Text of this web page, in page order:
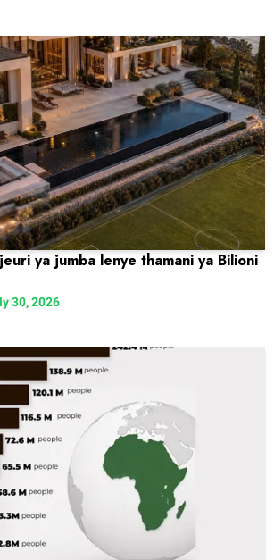
ya jumba lenye thamani ya Bilioni
30, 2026